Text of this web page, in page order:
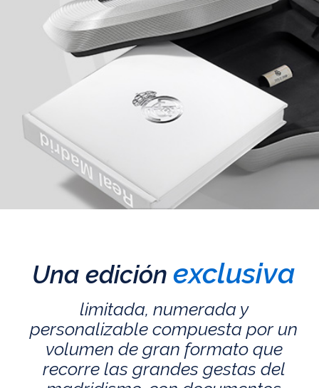
Una edición exclusiva
limitada, numerada y
personalizable compuesta por un
volumen de gran formato que
recorre las grandes gestas del